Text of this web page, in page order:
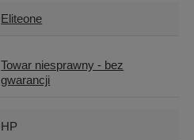
Eliteone
Towar niesprawny - bez
gwarancji
HP